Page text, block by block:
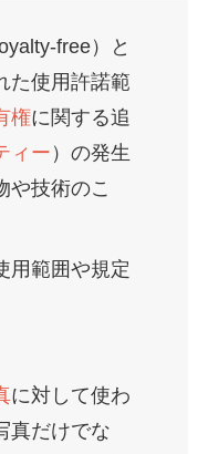
free）と
た使用許諾範
権に関する追
ィー ）の発生
や技術のこ
用範囲や規定
に対して使わ
真だけでな